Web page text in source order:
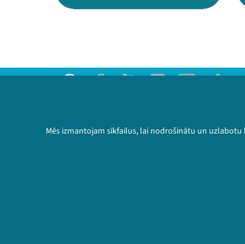
Mēs izmantojam sīkfailus, lai nodrošinātu un
Privātuma politika
Lietošanas noteikumi un sīkdatņu
© 2026 Sarunu festivāls LAMPA Visas